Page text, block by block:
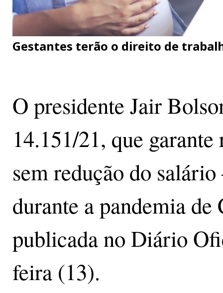
Gestantes terão o direito de
O presidente Jair
14.151/21, que
sem redução do
durante a pandemia
publicada no Diário
feira (13).